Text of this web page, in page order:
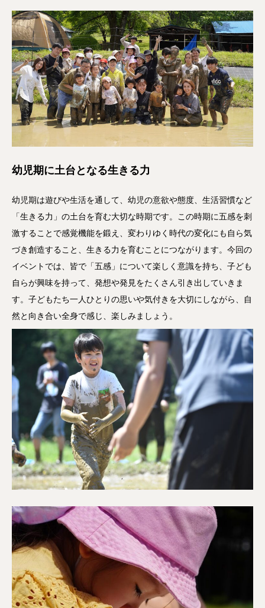
幼児期に土台となる生きる力
幼児期は遊びや生活を通して、幼児の意欲や態度、生活習慣など
「生きる力」の土台を育む大切な時期です。この時期に五感を刺
激することで感覚機能を鍛え、変わりゆく時代の変化にも自ら気
づき創造すること、生きる力を育むことにつながります。今回の
イベントでは、皆で「五感」について楽しく意識を持ち、子ども
自らが興味を持って、発想や発見をたくさん引き出していきま
す。子どもたち一人ひとりの思いや気付きを大切にしながら、自
然と向き合い全身で感じ、楽しみましょう。